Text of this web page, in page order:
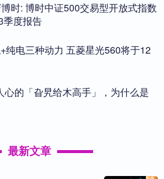
时: 博时中证500交易型开放式指数
季度报告
纯电三种动力 五菱星光560将于12
心的「旮旯给木高手」，为什么是
最新文章